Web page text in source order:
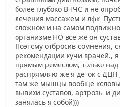
более глубоко ВНЧС и не
лечения массажем и лфк
сложном и на самом
организме НО все же он
Поэтому отбросив сомнения,
рекомендации кучи врачей.,
прямым ремеслом, только
распрямляю же я деток с ДЦП
там же мышцы вообще
вывихи суставов, артрозы и
занялась я собой)))